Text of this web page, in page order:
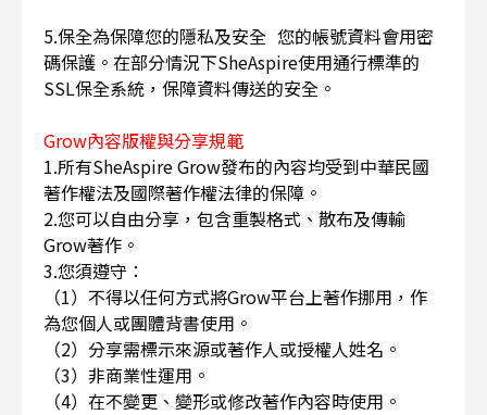
5.保全為保障您的隱私及安全 您的帳號資料會用密
碼保護。在部分情況下SheAspire使用通行標準的
SSL保全系統，保障資料傳送的安全。
Grow內容版權與分享規範
1.所有SheAspire Grow發布的內容均受到中華民國
著作權法及國際著作權法律的保障。
2.您可以自由分享，包含重製格式、散布及傳輸
Grow著作。
3.您須遵守：
（1）不得以任何方式將Grow平台上著作挪用，作
為您個人或團體背書使用。
（2）分享需標示來源或著作人或授權人姓名。
（3）非商業性運用。
（4）在不變更、變形或修改著作內容時使用。